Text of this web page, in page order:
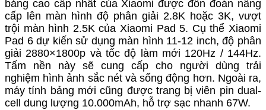
bảng cao cấp nhất của Xiaomi được đồn đoán nâng
cấp lên màn hình độ phân giải 2.8K hoặc 3K, vượt
trội màn hình 2.5K của Xiaomi Pad 5. Cụ thể Xiaomi
Pad 6 dự kiến sử dụng màn hình 11-12 inch, độ phân
giải 2880×1800p và tốc độ làm mới 120Hz / 144Hz.
Tấm nền này sẽ cung cấp cho người dùng trải
nghiệm hình ảnh sắc nét và sống động hơn. Ngoài ra,
máy tính bảng mới cũng được trang bị viên pin dual-
cell dung lượng 10.000mAh, hỗ trợ sạc nhanh 67W.